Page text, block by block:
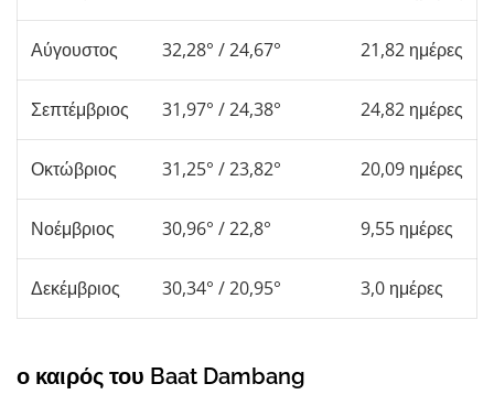
Αύγουστος 32,28° / 24,67° 21,82 ημέρες
Σεπτέμβριος 31,97° / 24,38° 24,82 ημέρες
Οκτώβριος 31,25° / 23,82° 20,09 ημέρες
Νοέμβριος 30,96° / 22,8° 9,55 ημέρες
Δεκέμβριος 30,34° / 20,95° 3,0 ημέρες
ο καιρός του Baat Dambang